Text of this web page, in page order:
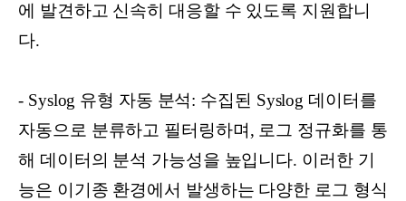
에 발견하고 신속히 대응할 수 있도록 지원합니
다.
- Syslog 유형 자동 분석: 수집된 Syslog 데이터를
자동으로 분류하고 필터링하며, 로그 정규화를 통
해 데이터의 분석 가능성을 높입니다. 이러한 기
능은 이기종 환경에서 발생하는 다양한 로그 형식